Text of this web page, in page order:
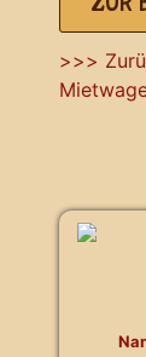
>>>